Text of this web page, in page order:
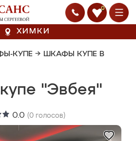
0
ХИМКИ
КУПЕ → ШКАФЫ КУПЕ В
"Эвбея"
0.0 (0 голосов)